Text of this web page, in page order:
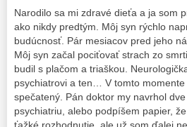
Narodilo sa mi zdravé dieťa a ja som
ako nikdy predtým. Môj syn rýchlo
budúcnosť. Pár mesiacov pred jeho
Môj syn začal pociťovať strach zo
budil s plačom a triaškou.
psychiatrovi a ten… V tomto
spečatený. Pán doktor my navrhol
psychiatriu, alebo podpíšem papier,
ťažké rozhodnutie, ale už som ďalej